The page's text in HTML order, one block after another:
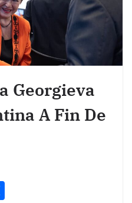
Georgieva
A Fin De